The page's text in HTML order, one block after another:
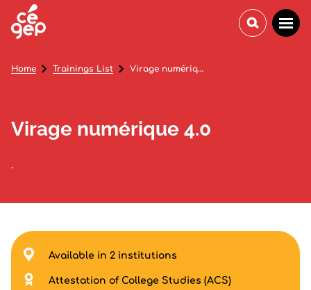
Virage numérique 4.0
.
Home Trainings List Virage numérique 4.0
Available in 2 institutions
Attestation of College Studies (ACS)